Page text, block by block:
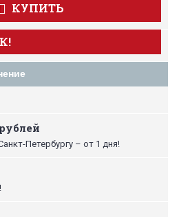
КУПИТЬ
Петербургу – от 1 дня!